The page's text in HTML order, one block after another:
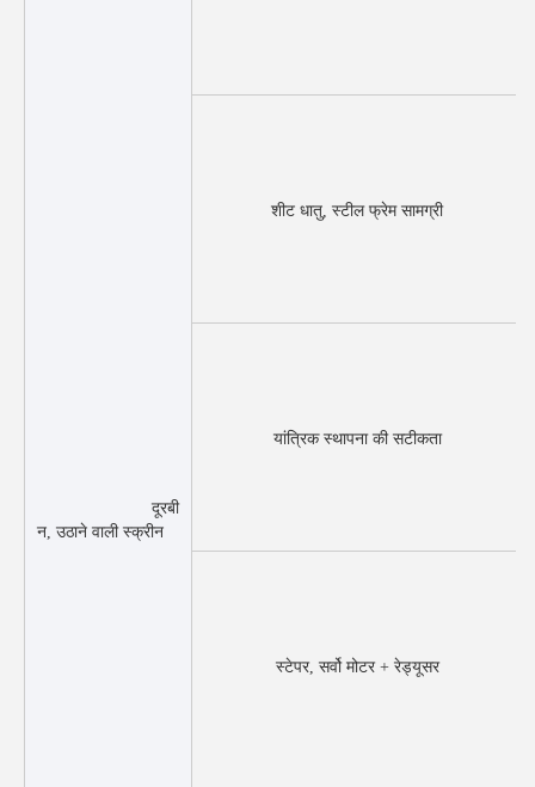
दूरबी
न, उठाने वाली स्क्रीन
शीट धातु, स्टील फ्रेम सामग्री
यांत्रिक स्थापना की सटीकता
स्टेपर, सर्वो मोटर + रेड्यूसर